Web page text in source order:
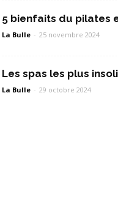
5 bienfaits du pilates
La Bulle - 25 novembre 2024
Les spas les plus
La Bulle - 29 octobre 2024